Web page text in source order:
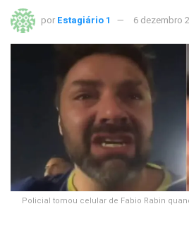
por Estagiário 1 6 dezembro
Policial tomou celular de Fabio Rabin